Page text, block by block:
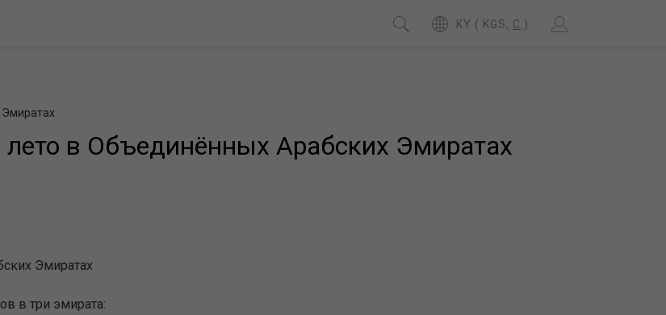
KY ( KGS, C )
Эмиратах
лето в Объединённых Арабских Эмиратах
Эмиратах
в три эмирата: